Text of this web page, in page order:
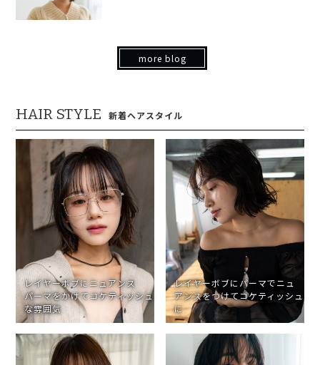
more blog
HAIR STYLE 新着ヘアスタイル
レイヤーボブにニュアンス
パーマをかけてコケティッシュ
な雰囲気
レイヤーボブにパーマでニュ
アンスをつけてコケティッシュ
に